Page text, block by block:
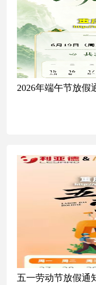
2026年端午节放假
五一劳动节放假通